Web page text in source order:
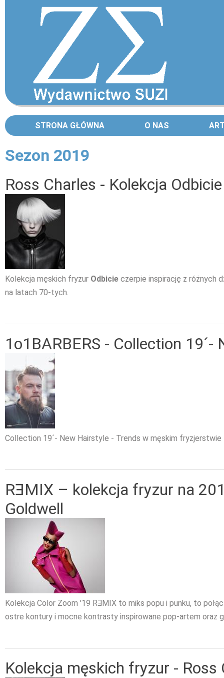
STRONA GŁÓWNA O NAS
Sezon 2019
Ross Charles - Kolekcja Odbicie
Kolekcja męskich fryzur Odbicie czerpie inspirację z różnych
na latach 70-tych.
1o1BARBERS - Collection 19´-
Collection 19´- New Hairstyle - Trends w męskim fryzjerstwie
RƎMIX – kolekcja fryzur na
Goldwell
Kolekcja Color Zoom '19 RƎMIX to miks popu i punku, to
ostre kontury i mocne kontrasty inspirowane pop-artem oraz
Kolekcja męskich fryzur - Ross